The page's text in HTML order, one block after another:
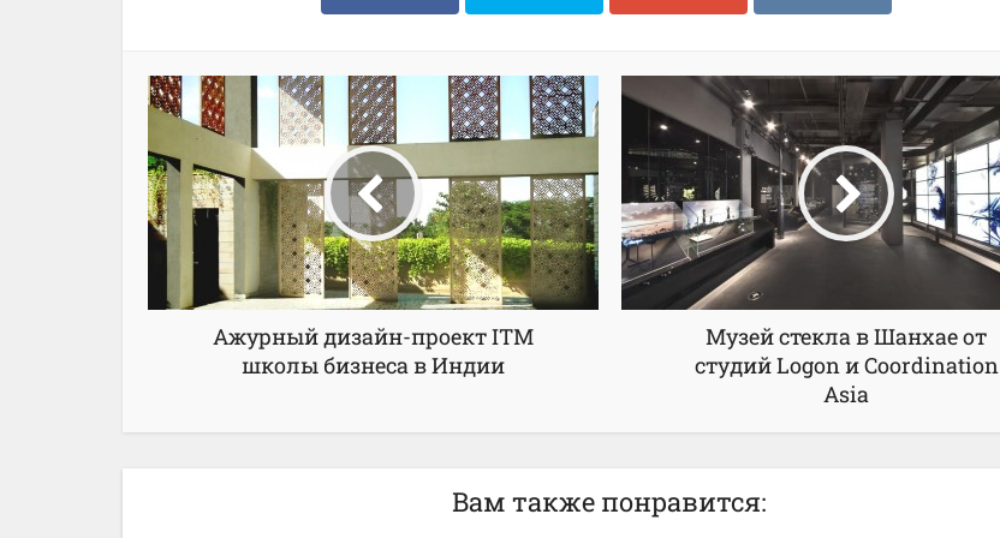
Ажурный дизайн-проект ITM
школы бизнеса в Индии
Музей стекла в Шанхае от
студий Logon и Coordination
Asia
Вам также понравится: